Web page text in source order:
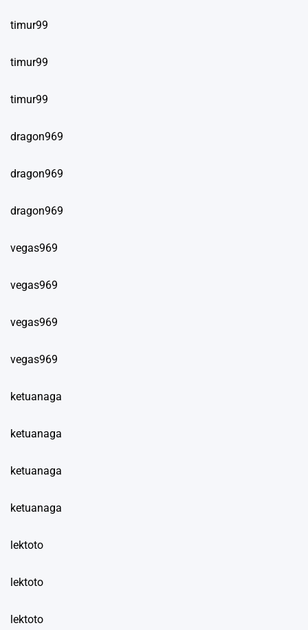
timur99
timur99
timur99
dragon969
dragon969
dragon969
vegas969
vegas969
vegas969
vegas969
ketuanaga
ketuanaga
ketuanaga
ketuanaga
lektoto
lektoto
lektoto